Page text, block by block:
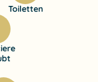
Toiletten